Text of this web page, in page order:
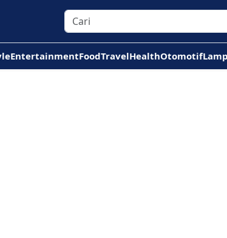
EntertainmentFoodTravelHealthOtomotif